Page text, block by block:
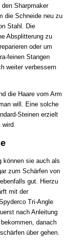
Sharpmaker
die Schneide neu zu
Stahl. Die
Absplitterung zu
oder um
feinen Stangen
weiter verbessern
die Haare vom Arm
will. Eine solche
Steinen erzielt
wird.
können sie auch als
zum Schärfen von
gut. Hierzu
mit der
Tri-Angle
nach Anleitung
danach
über gehen.